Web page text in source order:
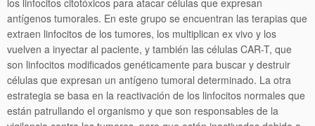
antígenos tumorales. En este grupo se encuentran las terapias que
extraen linfocitos de los tumores, los multiplican ex vivo y los
vuelven a inyectar al paciente, y también las células CAR-T, que
son linfocitos modificados genéticamente para buscar y destruir
células que expresan un antígeno tumoral determinado. La otra
estrategia se basa en la reactivación de los linfocitos normales que
están patrullando el organismo y que son responsables de la